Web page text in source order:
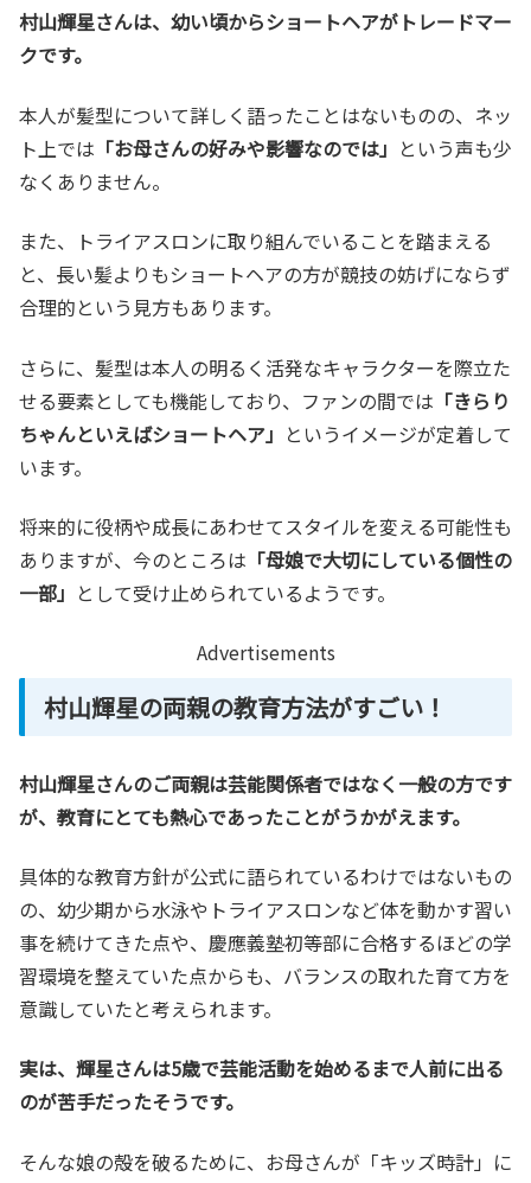
村山輝星さんは、幼い頃からショートヘアがトレードマー
クです。
本人が髪型について詳しく語ったことはないものの、ネッ
ト上では 「お母さんの好みや影響なのでは」 という声も少
なくありません。
また、トライアスロンに取り組んでいることを踏まえる
と、長い髪よりもショートヘアの方が競技の妨げにならず
合理的という見方もあります。
さらに、髪型は本人の明るく活発なキャラクターを際立た
せる要素としても機能しており、ファンの間では 「きらり
ちゃんといえばショートヘア」 というイメージが定着して
います。
将来的に役柄や成長にあわせてスタイルを変える可能性も
ありますが、今のところは 「母娘で大切にしている個性の
一部」 として受け止められているようです。
Advertisements
村山輝星の両親の教育方法がすごい！
村山輝星さんのご両親は芸能関係者ではなく一般の方です
が、教育にとても熱心であったことがうかがえます。
具体的な教育方針が公式に語られているわけではないもの
の、幼少期から水泳やトライアスロンなど体を動かす習い
事を続けてきた点や、慶應義塾初等部に合格するほどの学
習環境を整えていた点からも、バランスの取れた育て方を
意識していたと考えられます。
実は、輝星さんは5歳で芸能活動を始めるまで人前に出る
のが苦手だったそうです。
そんな娘の殻を破るために、お母さんが「キッズ時計」に